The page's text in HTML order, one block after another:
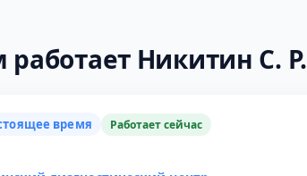
работает Никитин С. Р.
время Работает сейчас